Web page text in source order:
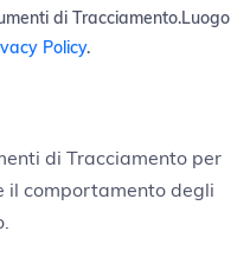
di Tracciamento.Luogo
Policy.
di Tracciamento per
il comportamento degli